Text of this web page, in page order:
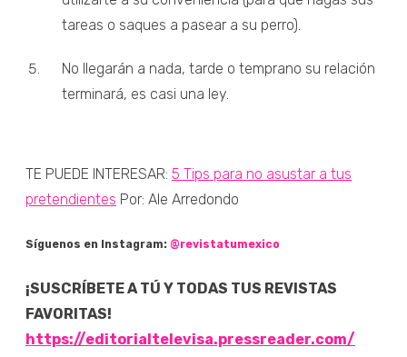
tareas o saques a pasear a su perro).
No llegarán a nada, tarde o temprano su relación
terminará, es casi una ley.
TE PUEDE INTERESAR: 5 Tips para no asustar a tus
pretendientes Por: Ale Arredondo
Síguenos en Instagram: @revistatumexico
¡SUSCRÍBETE A TÚ Y TODAS TUS REVISTAS
FAVORITAS!
https://editorialtelevisa.pressreader.com/